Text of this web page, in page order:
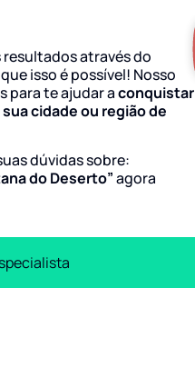
através do
isso é possível! Nosso
para te ajudar aconquistar
cidade ou região de
dúvidas sobre:
do Deserto”agora